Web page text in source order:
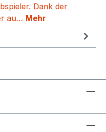
Dank der
au… Mehr